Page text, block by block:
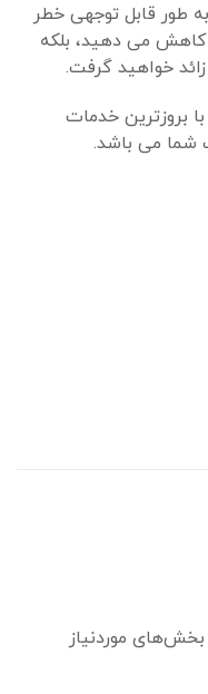
طور قابل توجهی خطر
کاهش می دهید، بلکه
زائد خواهید گرفت.
بروزترین خدمات
شما می باشد.
بخش‌های موردنیاز